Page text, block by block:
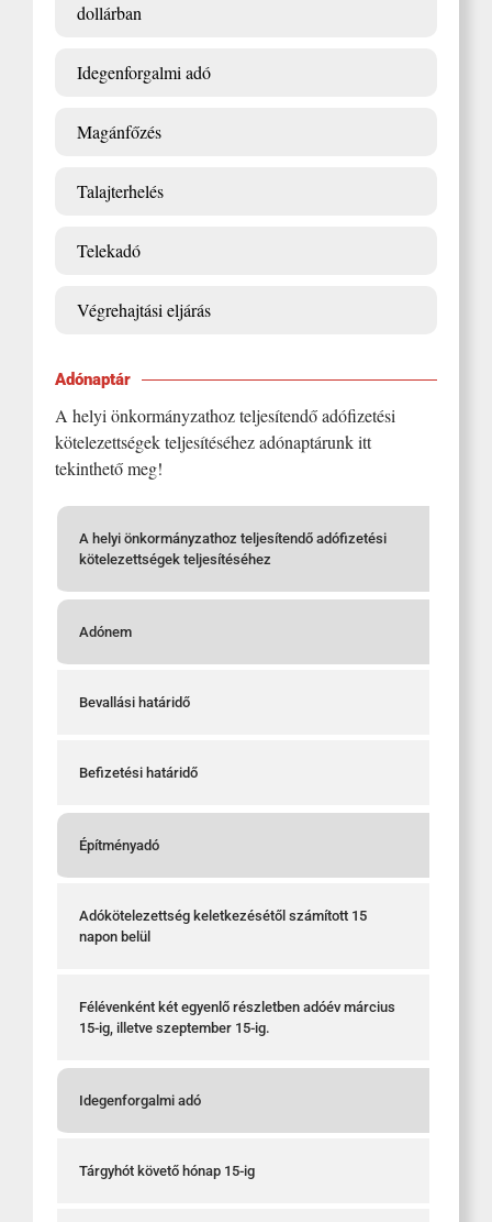
dollárban
Idegenforgalmi adó
Magánfőzés
Talajterhelés
Telekadó
Végrehajtási eljárás
Adónaptár
A helyi önkormányzathoz teljesítendő adófizetési
kötelezettségek teljesítéséhez adónaptárunk itt
tekinthető meg!
A helyi önkormányzathoz teljesítendő adófizetési
kötelezettségek teljesítéséhez
Adónem
Bevallási határidő
Befizetési határidő
Építményadó
Adókötelezettség keletkezésétől számított 15
napon belül
Félévenként két egyenlő részletben adóév március
15-ig, illetve szeptember 15-ig.
Idegenforgalmi adó
Tárgyhót követő hónap 15-ig